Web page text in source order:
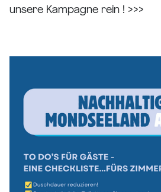
unsere Kampagne rein ! >>>